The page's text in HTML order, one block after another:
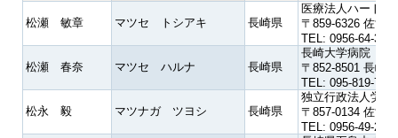
松瀬 敏章 マツセ トシアキ 長崎県
医療法人ハートケ
〒859-6326 佐世
TEL: 0956-64-3511
松瀬 春奈 マツセ ハルナ 長崎県
長崎大学病院
〒852-8501 長崎
TEL: 095-819-7200
松永 毅 マツナガ ツヨシ 長崎県
独立行政法人労
〒857-0134 佐世
TEL: 0956-49-2191